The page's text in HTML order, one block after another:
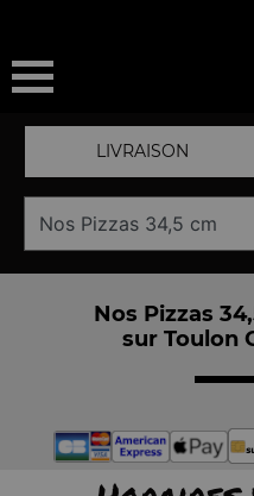
LIVRAISON
Nos Pizzas
sur Toulon